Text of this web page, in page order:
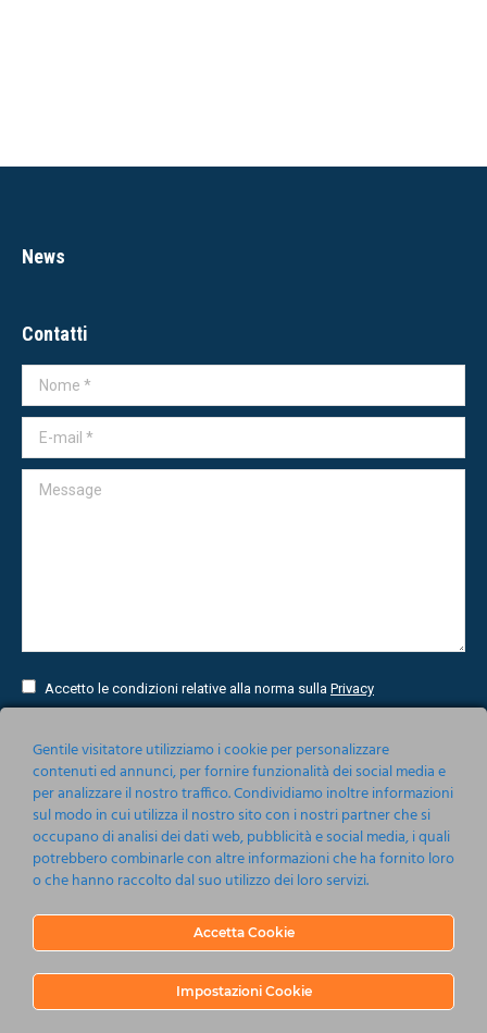
News
Contatti
Nome *
E-mail *
Message
Accetto le condizioni relative alla norma sulla Privacy
Invia
Nonsoloeventi srl 2019-2020
P.IVA 05161201214
C.C.I.A.A. Napoli R.E.A. 737485 - CAPITALE SOCIALE €10.000.00
Gentile visitatore utilizziamo i cookie per personalizzare
contenuti ed annunci, per fornire funzionalità dei social media e
per analizzare il nostro traffico. Condividiamo inoltre informazioni
sul modo in cui utilizza il nostro sito con i nostri partner che si
occupano di analisi dei dati web, pubblicità e social media, i quali
potrebbero combinarle con altre informazioni che ha fornito loro
o che hanno raccolto dal suo utilizzo dei loro servizi.
Accetta Cookie
Impostazioni Cookie